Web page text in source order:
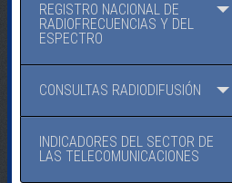
REGISTRO NACIONAL DE
RADIOFRECUENCIAS Y DEL
ESPECTRO
CONSULTAS RADIODIFUSIÓN
INDICADORES DEL SECTOR DE
LAS TELECOMUNICACIONES